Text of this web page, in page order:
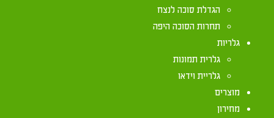
הגדלת סוכה לנצח
תחרות הסוכה היפה
גלריות
גלרית תמונות
גלריית וידאו
מוצרים
מחירון
לכם?